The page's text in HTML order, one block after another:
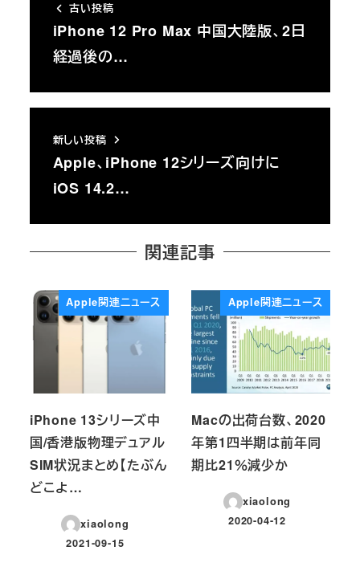
古い投稿
iPhone 12 Pro Max 中国大陸版、2日
経過後の…
新しい投稿
Apple、iPhone 12シリーズ向けに
iOS 14.2…
関連記事
Apple関連ニュース
iPhone 13シリーズ中
国/香港版物理デュアル
SIM状況まとめ【たぶん
どこよ…
xiaolong
投稿日
2021-09-15
Apple関連ニュース
Macの出荷台数、2020
年第1四半期は前年同
期比21％減少か
xiaolong
投稿日
2020-04-12